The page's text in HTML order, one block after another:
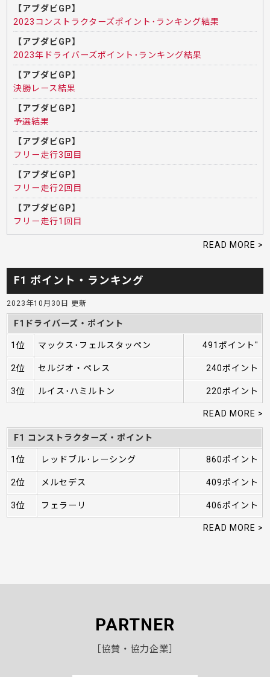
【アブダビGP】
2023コンストラクターズポイント･ランキング結果
【アブダビGP】
2023年ドライバーズポイント･ランキング結果
【アブダビGP】
決勝レース結果
【アブダビGP】
予選結果
【アブダビGP】
フリー走行3回目
【アブダビGP】
フリー走行2回目
【アブダビGP】
フリー走行1回目
READ MORE >
F1 ポイント・ランキング
2023年10月30日 更新
F1ドライバーズ・ポイント
1位 マックス･フェルスタッペン 491ポイント"
2位 セルジオ・ペレス 240ポイント
3位 ルイス･ハミルトン 220ポイント
READ MORE >
F1 コンストラクターズ・ポイント
1位 レッドブル･レーシング 860ポイント
2位 メルセデス 409ポイント
3位 フェラーリ 406ポイント
READ MORE >
PARTNER
［協賛・協力企業］